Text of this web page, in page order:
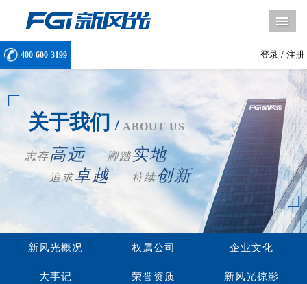
登录 / 注册
400-600-3199
关于我们 / ABOUT US
志存高远脚踏实地
追求卓越 持续创新
新风光概况 权属公司 企业文化
大事记 荣誉资质 新风光掠影